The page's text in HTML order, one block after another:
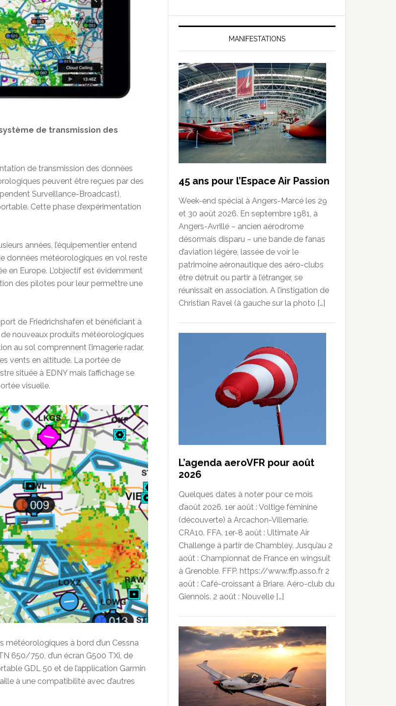
de transmission des
de transmission des données
peuvent être reçues par des
Surveillance-Broadcast),
Cette phase d’expérimentation
années, l’équipementier entend
données météorologiques en vol reste
en Europe. L’objectif est évidemment
des pilotes pour leur permettre une
de Friedrichshafen et bénéficiant à
nouveaux produits météorologiques
au sol comprennent l’imagerie radar,
vents en altitude. La portée de
située à EDNY mais l’affichage se
visuelle.
à bord d’un Cessna
650/750, d’un écran G500 TXi, de
GDL 50 et de l’application Garmin
à une compatibilité avec d’autres
MANIFESTATIONS
45 ans pour l’Espace Air Passion
Week-end spécial à Angers-Marcé les 29
et 30 août 2026. En septembre 1981, à
Angers-Avrillé – ancien aérodrome
désormais disparu – une bande de fanas
d’aviation légère, lassée de voir le
patrimoine aéronautique des aéro-clubs
être détruit ou partir à l’étranger, se
réunissait en association. A l’instigation de
Christian Ravel (à gauche sur la photo […]
L’agenda aeroVFR pour août
2026
Quelques dates à noter pour ce mois
d’août 2026. 1er août : Voltige féminine
(découverte) à Arcachon-Villemarie.
CRA10. FFA. 1er-8 août : Ultimate Air
Challenge à partir de Chambley. Jusqu’au 2
août : Championnat de France en wingsuit
à Grenoble. FFP. https://www.ffp.asso.fr 2
août : Café-croissant à Briare. Aéro-club du
Giennois. 2 août : Nouvelle […]